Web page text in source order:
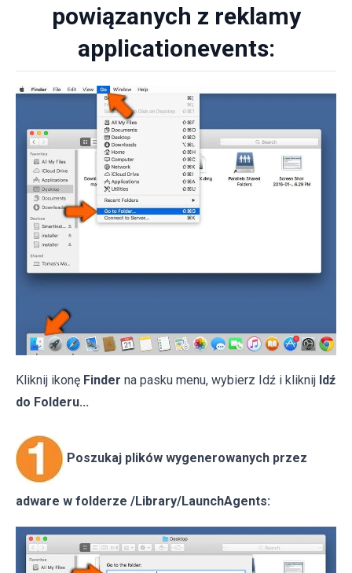
powiązanych z reklamy
applicationevents:
Kliknij ikonę Finder na pasku menu, wybierz Idź i kliknij Idź
do Folderu...
Poszukaj plików wygenerowanych przez
adware w folderze /Library/LaunchAgents: